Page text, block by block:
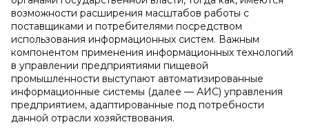
возможности расширения масштабов работы с
поставщиками и потребителями посредством
использования информационных систем. Важным
компонентом применения информационных технологий
в управлении предприятиями пищевой
промышленности выступают автоматизированные
информационные системы (далее — АИС) управления
предприятием, адаптированные под потребности
данной отрасли хозяйствования.